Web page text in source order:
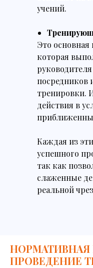
учений.
Это основная
которая
посредников
тренировки.
действия в
Каждая из
успешного
так как
слаженные
реальной
НОРМАТИВНАЯ
ПРОВЕДЕНИЕ